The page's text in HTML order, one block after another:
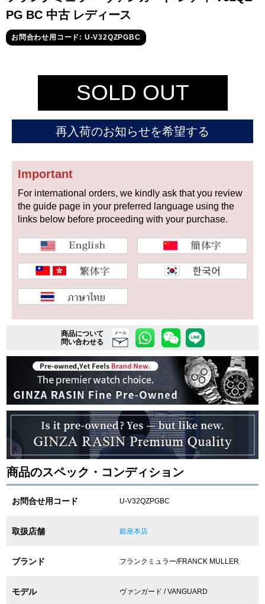
グランド
セイコー
オメガ
ヴァシュロン
チューダー パネライ
商品の状態から探す
未使用品
中古品 アンティーク品
WEB限定品 SALE
複数条件で商品を絞り込む
詳細検索はこちら
ご利用ガイド
GINZA RASINのプレミアムクオリティについて
送料・お支払方法
ショッピングローンの流れ
ショップサービス
PG BC 中古 レディース
お問合わせ用コード: U-V32QZPGBC
SOLD OUT
再入荷のお知らせを希望する
Important
For international orders, we kindly ask that you review
the guide page in your preferred language using the
links below before proceeding with your purchase.
商品について
問い合わせる
メール
商品のスペック・コンディション
お問合せ用コード U-V32QZPGBC
取扱店舗 銀座本店
ブランド フランクミュラー/FRANCK MULLER
モデル ヴァンガード / VANGUARD